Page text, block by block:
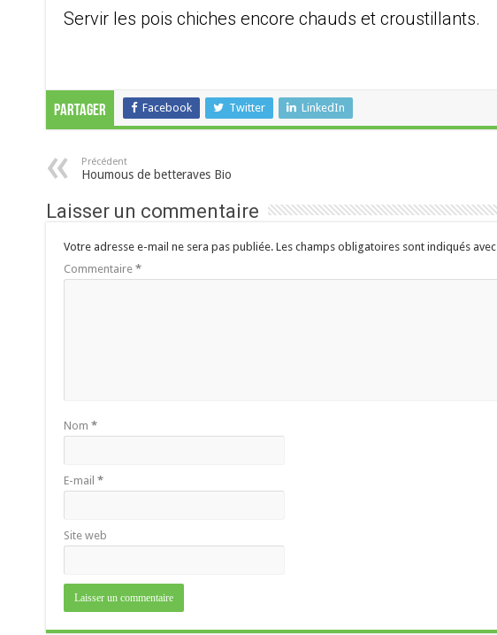
Servir les pois chiches encore chauds et croustillants.
Partager Facebook Twitter LinkedIn
Précédent
Houmous de betteraves Bio
Laisser un commentaire
Votre adresse e-mail ne sera pas publiée. Les champs obligatoires sont indiqués avec
Commentaire *
Nom *
E-mail *
Site web